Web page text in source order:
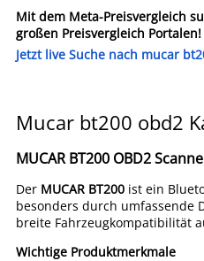
Mit dem Meta-Preisvergleich
großen Preisvergleich Portalen!
Jetzt live Suche nach mucar
Mucar bt200 obd2
MUCAR BT200 OBD2
Der MUCAR BT200 ist ein
besonders durch umfassende
breite Fahrzeugkompatibilität
Wichtige Produktmerkmale